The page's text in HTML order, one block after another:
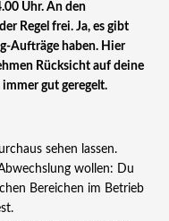
Uhr. An den
Regel frei. Ja, es gibt
Aufträge haben. Hier
Rücksicht auf deine
gut geregelt.
sehen lassen.
wollen: Du
Bereichen im Betrieb